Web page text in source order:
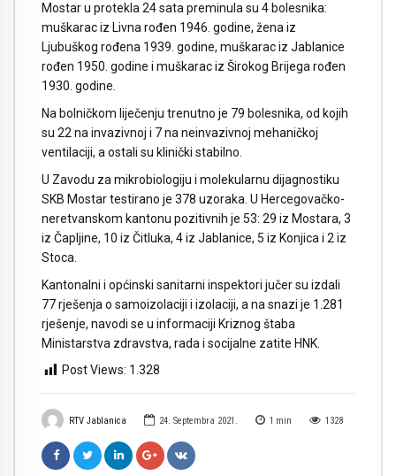
RTV Jablanica 24. Septembra 2021. 1 min 1328
Mostar u protekla 24 sata preminula su 4 bolesnika:
muškarac iz Livna rođen 1946. godine, žena iz
Ljubuškog rođena 1939. godine, muškarac iz Jablanice
rođen 1950. godine i muškarac iz Širokog Brijega rođen
1930. godine.
Na bolničkom liječenju trenutno je 79 bolesnika, od kojih
su 22 na invazivnoj i 7 na neinvazivnoj mehaničkoj
ventilaciji, a ostali su klinički stabilno.
U Zavodu za mikrobiologiju i molekularnu dijagnostiku
SKB Mostar testirano je 378 uzoraka. U Hercegovačko-
neretvanskom kantonu pozitivnih je 53: 29 iz Mostara, 3
iz Čapljine, 10 iz Čitluka, 4 iz Jablanice, 5 iz Konjica i 2 iz
Stoca.
Kantonalni i općinski sanitarni inspektori jučer su izdali
77 rješenja o samoizolaciji i izolaciji, a na snazi je 1.281
rješenje, navodi se u informaciji Kriznog štaba
Ministarstva zdravstva, rada i socijalne zatite HNK.
Post Views: 1.328